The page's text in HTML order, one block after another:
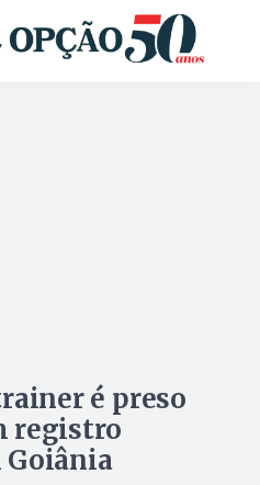
é preso
registro